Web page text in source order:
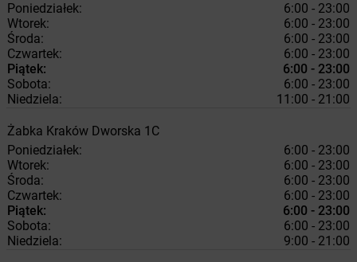
Poniedziałek:
6:00 - 23:00
Wtorek:
6:00 - 23:00
Środa:
6:00 - 23:00
Czwartek:
6:00 - 23:00
Piątek:
6:00 - 23:00
Sobota:
6:00 - 23:00
Niedziela:
11:00 - 21:00
Żabka Kraków Dworska 1C
Poniedziałek:
6:00 - 23:00
Wtorek:
6:00 - 23:00
Środa:
6:00 - 23:00
Czwartek:
6:00 - 23:00
Piątek:
6:00 - 23:00
Sobota:
6:00 - 23:00
Niedziela:
9:00 - 21:00